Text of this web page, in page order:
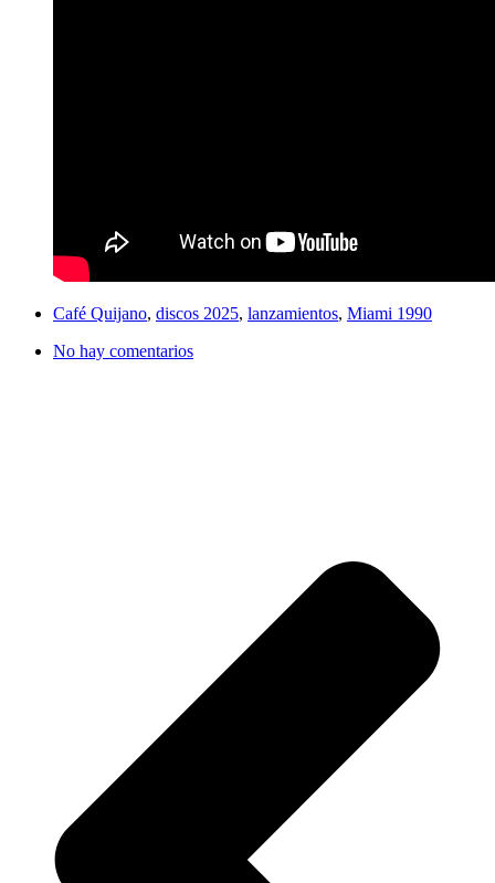
Café Quijano, discos 2025, lanzamientos, Miami 1990
No hay comentarios